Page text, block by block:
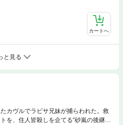
カートへ
と見る
カヴルでラビサ兄妹が捕らわれた。救
を、住人皆殺しを企てる“砂嵐の後継